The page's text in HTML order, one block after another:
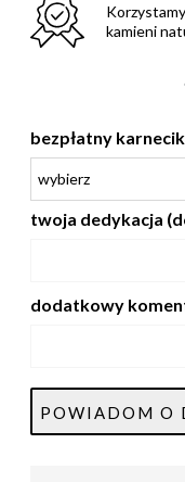
kamieni
bezpłatny
twoja dedykacja
dodatkowy
POWIADOM O